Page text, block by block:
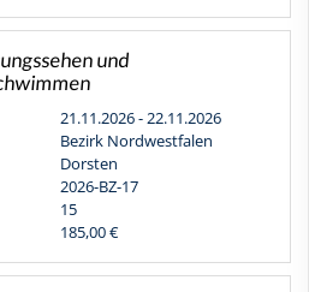
und
21.11.2026 - 22.11.2026
Bezirk Nordwestfalen
Dorsten
2026-BZ-17
15
185,00 €